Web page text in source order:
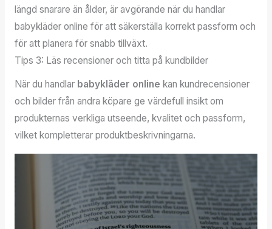
längd snarare än ålder, är avgörande när du handlar
babykläder online för att säkerställa korrekt passform och
för att planera för snabb tillväxt.
Tips 3: Läs recensioner och titta på kundbilder
När du handlar babykläder online kan kundrecensioner
och bilder från andra köpare ge värdefull insikt om
produkternas verkliga utseende, kvalitet och passform,
vilket kompletterar produktbeskrivningarna.